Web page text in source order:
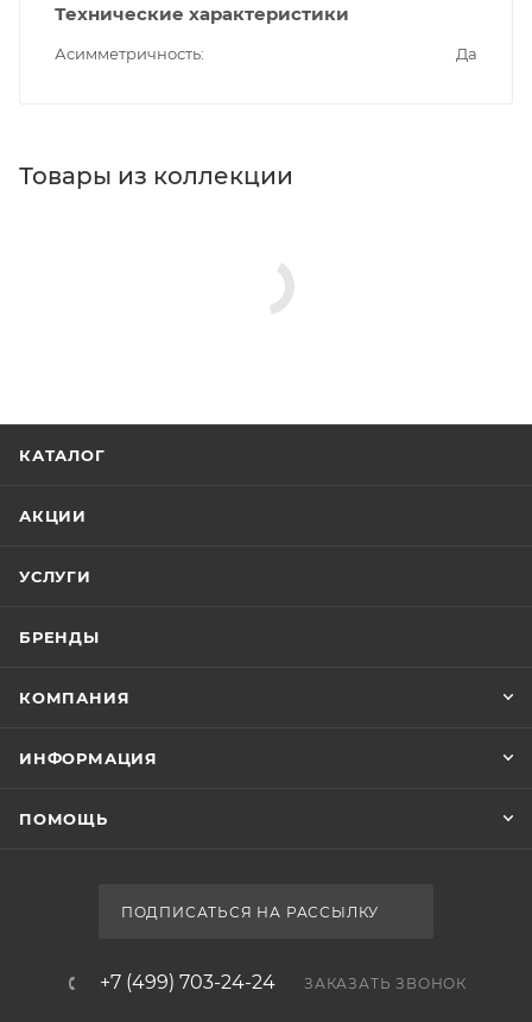
Технические характеристики
Асимметричность Да
Товары из коллекции
КАТАЛОГ
АКЦИИ
УСЛУГИ
БРЕНДЫ
КОМПАНИЯ
ИНФОРМАЦИЯ
ПОМОЩЬ
ПОДПИСАТЬСЯ НА РАССЫЛКУ
+7 (499) 703-24-24 ЗАКАЗАТЬ ЗВОНОК